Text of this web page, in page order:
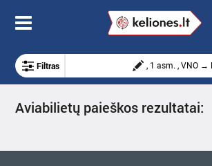
Filtras , 1 asm. , VNO →
Aviabilietų paieškos rezultatai: